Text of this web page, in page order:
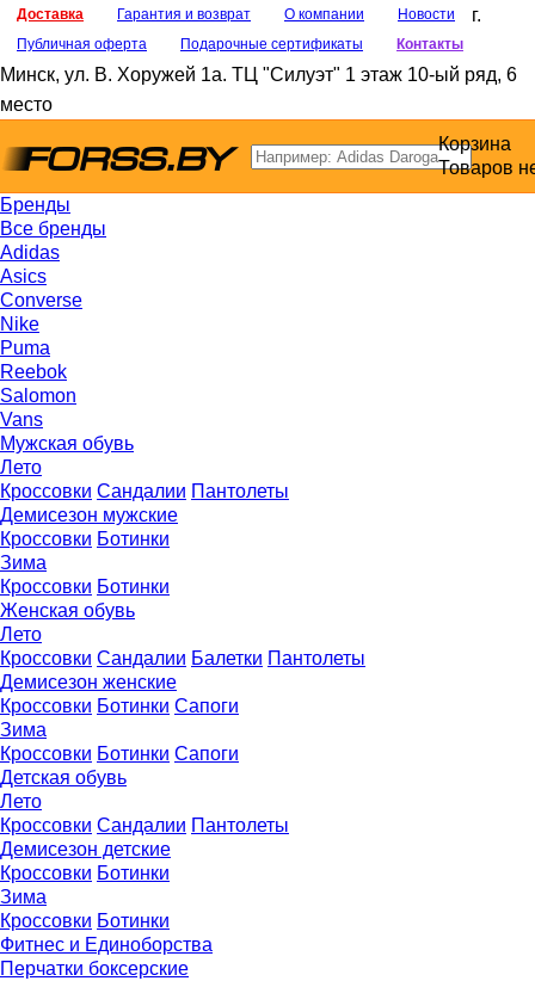
Доставка Гарантия и возврат О компании
Новости
Публичная оферта
Подарочные сертификаты Контакты
г.
Минск, ул. В. Хоружей 1а. ТЦ "Силуэт" 1 этаж 10-ый ряд, 6
место
Корзина
Товаров
Бренды
Все бренды
Adidas
Asics
Converse
Nike
Puma
Reebok
Salomon
Vans
Мужская обувь
Лето
Кроссовки Сандалии Пантолеты
Демисезон мужские
Кроссовки Ботинки
Зима
Кроссовки Ботинки
Женская обувь
Лето
Кроссовки Сандалии Балетки Пантолеты
Демисезон женские
Кроссовки Бoтинки Сапоги
Зима
Кроссовки Ботинки Сапоги
Детская обувь
Летo
Кроссовки Сандалии Пантолеты
Демисезон детские
Кроссовки Ботинки
Зима
Кроссовки Ботинки
Фитнес и Единоборства
Перчатки боксерские